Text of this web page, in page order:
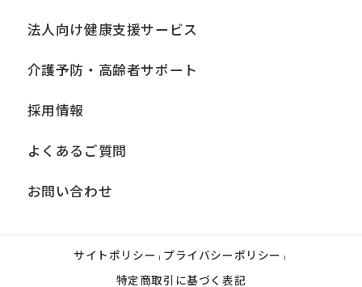
法人向け健康支援サービス
介護予防・高齢者サポート
採用情報
よくあるご質問
お問い合わせ
サイトポリシー | プライバシーポリシー |
特定商取引に基づく表記